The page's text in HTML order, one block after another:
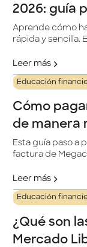
2026: guía
Aprende cómo
rápida y sencilla.
Leer más
Educación
Cómo
de manera
Esta guía paso a
factura de
compañía de
plataforma en
manera eficiente
Leer más
Educación
¿Qué son
Mercado